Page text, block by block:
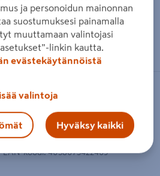
sormilla kosketusnäytöllä
Floodlight Fl
8000lm
EAN-koodi:4058075422469
ja personoidun mainonnan
suostumuksesi painamalla
muuttamaan valintojasi
linkin kautta.
evästekäytännöistä
valintoja
Hyväksy kaikki